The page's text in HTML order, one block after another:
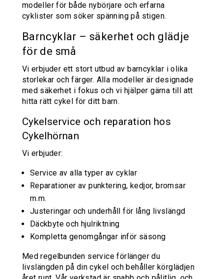
modeller för både nybörjare och erfarna
cyklister som söker spänning på stigen.
Barncyklar – säkerhet och glädje
för de små
Vi erbjuder ett stort utbud av barncyklar i olika
storlekar och färger. Alla modeller är designade
med säkerhet i fokus och vi hjälper gärna till att
hitta rätt cykel för ditt barn.
Cykelservice och reparation hos
Cykelhörnan
Vi erbjuder:
Service av alla typer av cyklar
Reparationer av punktering, kedjor, bromsar
m.m.
Justeringar och underhåll för lång livslängd
Däckbyte och hjulriktning
Kompletta genomgångar inför säsong
Med regelbunden service förlänger du
livslängden på din cykel och behåller körglädjen